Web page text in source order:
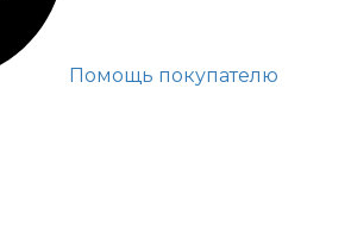
Помощь покупателю